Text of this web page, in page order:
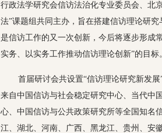
行政法学研究会信访法治化专业委员会、北
法”课题组共同主办，旨在搭建信访理论研
是信访工作的又一次创新，今后将逐步形成
实务、以实务工作推动信访理论创新”的目标
首届研讨会共设置“信访理论研究新发
来自中国信访与社会稳定研究中心、当代中
心、中国信访与公共政策研究所等全国知名
江、湖北、河南、广西、黑龙江、贵州、安